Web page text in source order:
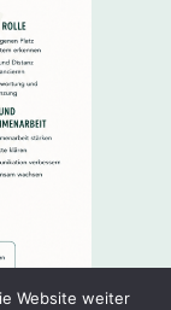
Website weiter